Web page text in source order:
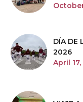
DÍA DE
2026
April